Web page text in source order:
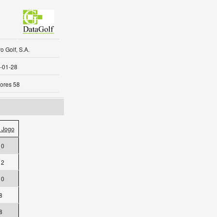
Golf, S.A.
01-28
58
Jogo